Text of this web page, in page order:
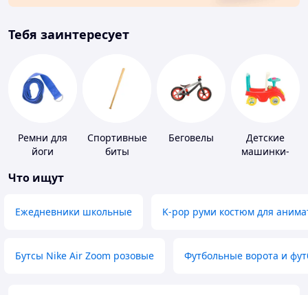
Тебя заинтересует
Ремни для
йоги
Спортивные
биты
Беговелы
Детские
машинки-
Что ищут
Ежедневники школьные K-pop руми костюм для
Бутсы Nike Air Zoom розовые Футбольные ворота и